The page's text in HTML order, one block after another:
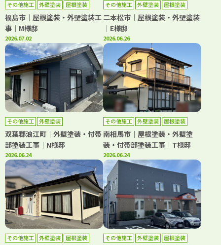
その他施工 外壁塗装
屋根塗装
防水工事
福島市｜屋根塗装・外壁塗装工
事｜M様邸
2026.07.02
その他施工 外壁塗装 屋根塗装
二本松市｜屋根塗装・外壁塗装
｜E様邸
2026.06.26
その他施工 外壁塗装
双葉郡浪江町｜外壁塗装・付帯
部塗装工事｜N様邸
2026.06.24
その他施工 外壁塗装 屋根塗装
南相馬市｜屋根塗装・外壁塗
装・付帯部塗装工事｜T様邸
2026.06.24
その他施工 外壁塗装 屋根塗装 その他施工 外壁塗装 屋根塗装